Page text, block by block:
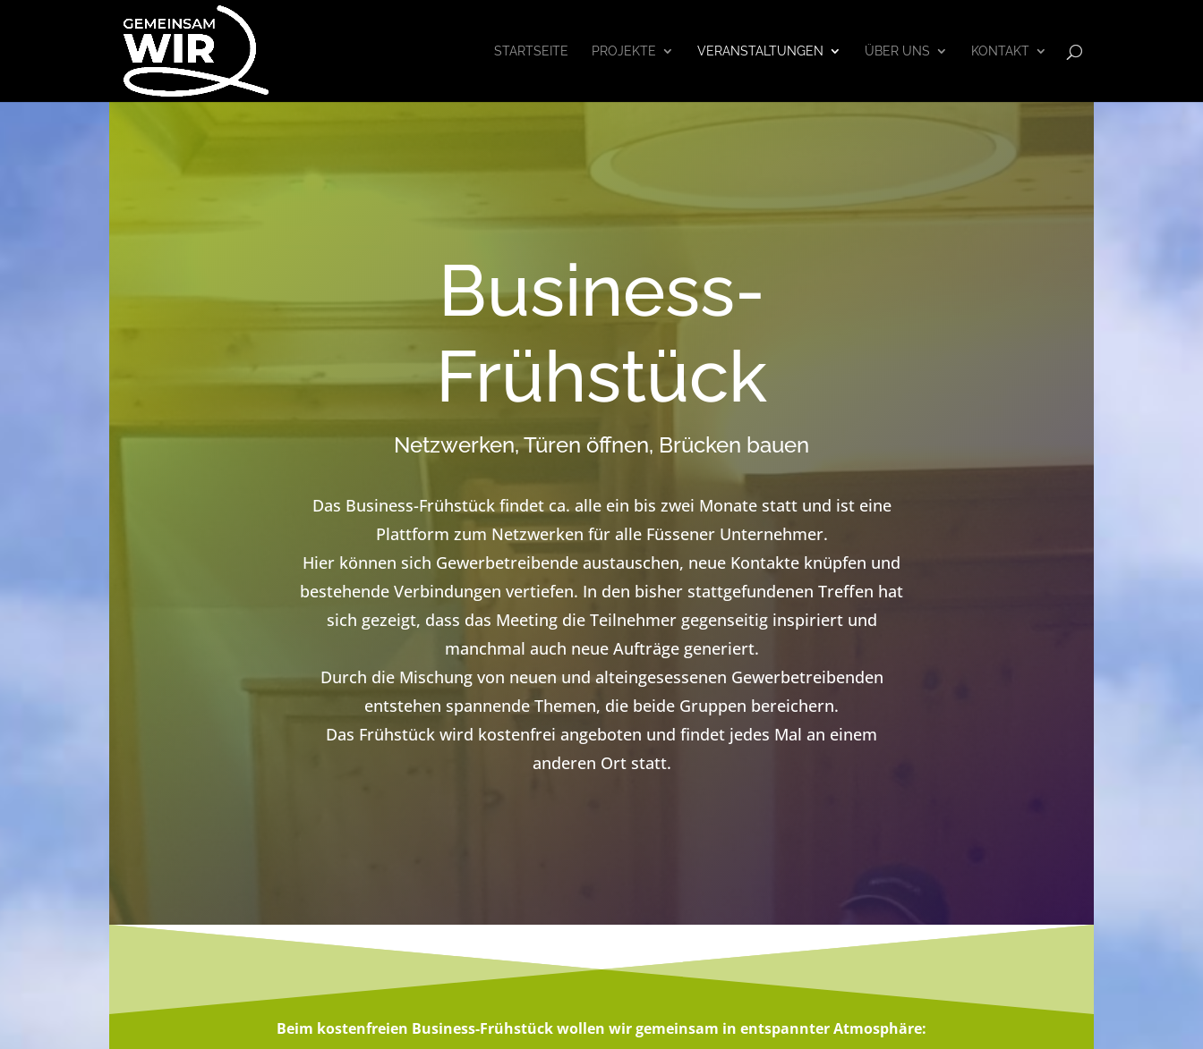
STARTSEITE PROJEKTE VERANSTALTUNGEN ÜBER UNS KONTAKT
Business-
Frühstück
Netzwerken, Türen öffnen, Brücken bauen
Das Business-Frühstück findet ca. alle ein bis zwei Monate statt und ist eine
Plattform zum Netzwerken für alle Füssener Unternehmer.
Hier können sich Gewerbetreibende austauschen, neue Kontakte knüpfen und
bestehende Verbindungen vertiefen. In den bisher stattgefundenen Treffen hat
sich gezeigt, dass das Meeting die Teilnehmer gegenseitig inspiriert und
manchmal auch neue Aufträge generiert.
Durch die Mischung von neuen und alteingesessenen Gewerbetreibenden
entstehen spannende Themen, die beide Gruppen bereichern.
Das Frühstück wird kostenfrei angeboten und findet jedes Mal an einem
anderen Ort statt.
Beim kostenfreien Business-Frühstück wollen wir gemeinsam in entspannter Atmosphäre: